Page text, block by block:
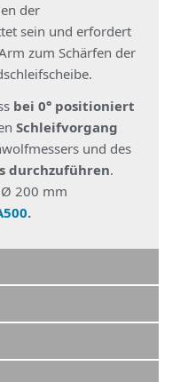
der
sein und erfordert
zum Schärfen der
bei 0° positioniert
Schleifvorgang
und des
durchzuführen.
Ø 200 mm
.